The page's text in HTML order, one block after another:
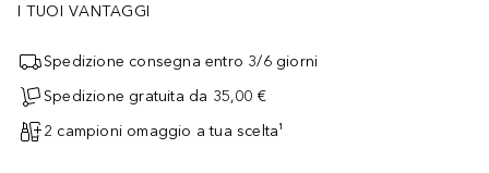
I TUOI VANTAGGI
Spedizione consegna entro 3/6 giorni
Spedizione gratuita da 35,00 €
2 campioni omaggio a tua scelta¹